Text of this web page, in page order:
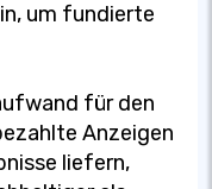
um fundierte
für den
Anzeigen
liefern,